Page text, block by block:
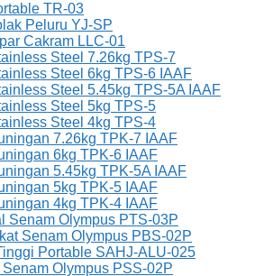
TR-03
Peluru YJ-SP
Cakram LLC-01
Steel 7.26kg TPS-7
Steel 6kg TPS-6 IAAF
Steel 5.45kg TPS-5A IAAF
Steel 5kg TPS-5
Steel 4kg TPS-4
7.26kg TPK-7 IAAF
6kg TPK-6 IAAF
5.45kg TPK-5A IAAF
5kg TPK-5 IAAF
4kg TPK-4 IAAF
Senam Olympus PTS-03P
Senam Olympus PBS-02P
Portable SAHJ-ALU-025
Olympus PSS-02P